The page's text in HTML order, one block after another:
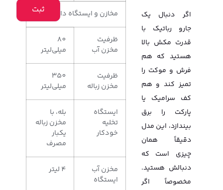
اگر دنبال یک
جارو رباتیک با
قدرت مکش بالا
هستید که هم
فرش و موکت را
تمیز کند و هم
کف سرامیک یا
پارکت را برق
بیندازد، این مدل
دقیقاً همان
چیزی است که
دنبالش هستید.
مخصوصاً اگر
مخازن و ایستگاه داک
ظرفیت
مخزن آب
80
میلی‌لیتر
ظرفیت
مخزن زباله
350
میلی‌لیتر
ایستگاه
تخلیه
خودکار
بله، با
مخزن زباله
یکبار
مصرف
مخزن آب
ایستگاه
4 لیتر